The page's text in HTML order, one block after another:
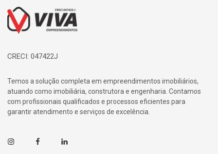
Página inicial
CRECI: 047422J
Temos a solução completa em empreendimentos imobiliários,
atuando como imobiliária, construtora e engenharia. Contamos
com profissionais qualificados e processos eficientes para
garantir atendimento e serviços de excelência.
InstagramFacebookLinkedin